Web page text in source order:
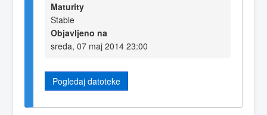
Maturity
Stable
Objavljeno na
sreda, 07 maj 2014 23:00
Pogledaj datoteke